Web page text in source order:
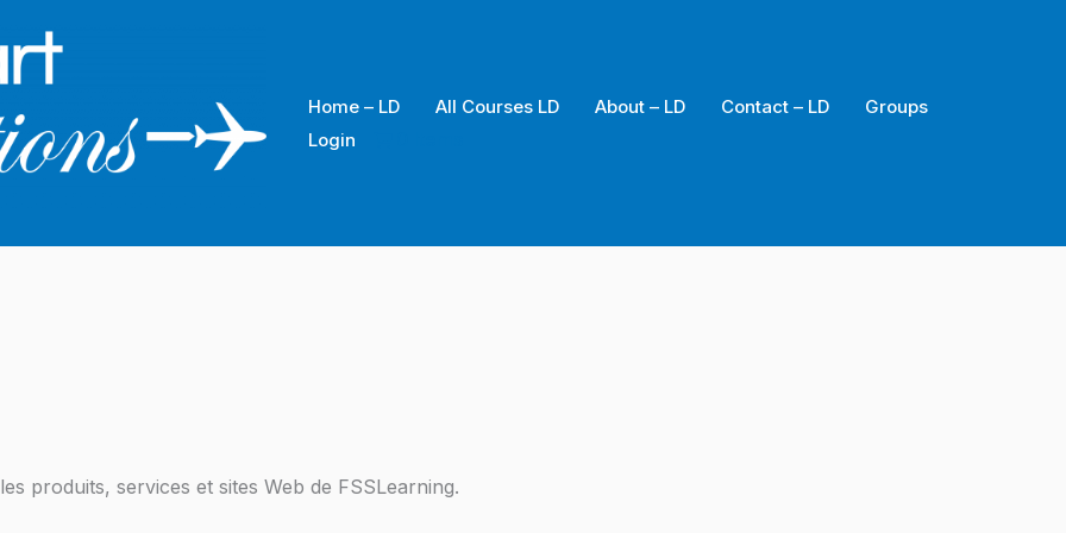
Home – LD All Courses LD About – LD Contact – LD
Groups
Login
produits, services et sites Web de FSSLearning.